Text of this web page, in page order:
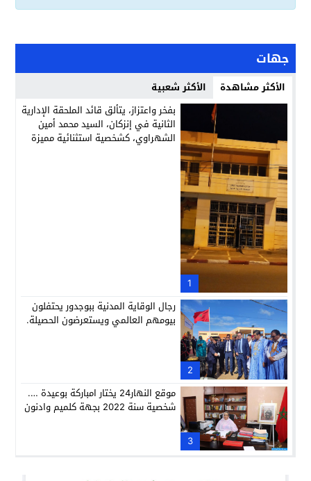
جهات
الأكثر مشاهدة الأكثر شعبية
1
بفخر واعتزاز، يتألق قائد الملحقة الإدارية
الثانية في إنزكان، السيد محمد أمين
الشهراوي، كشخصية استثنائية مميزة
2
رجال الوقاية المدنية ببوجدور يحتفلون
بيومهم العالمي ويستعرضون الحصيلة.
3
موقع النهار24 يختار امباركة بوعيدة ….
شخصية سنة 2022 بجهة كلميم وادنون